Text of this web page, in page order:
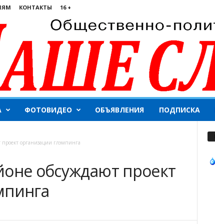
КОНТАКТЫ 16 +
ФОТОВИДЕО ОБЪЯВЛЕНИЯ ПОДПИСКА
организации глэмпинга
обсуждают проект